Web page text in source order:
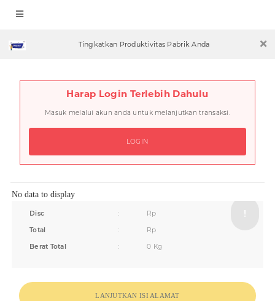
Tingkatkan Produktivitas Pabrik Anda
Harap Login Terlebih Dahulu
Masuk melalui akun anda untuk melanjutkan transaksi.
LOGIN
No data to display
Disc : Rp
Total : Rp
Berat Total : 0 Kg
LANJUTKAN ISI ALAMAT